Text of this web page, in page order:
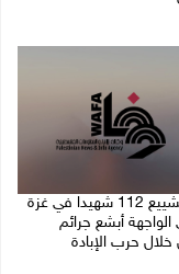
فتوح: تشييع 112 شهيدا في غزة
الواجهة أبشع جرائم
خلال حرب الإبادة